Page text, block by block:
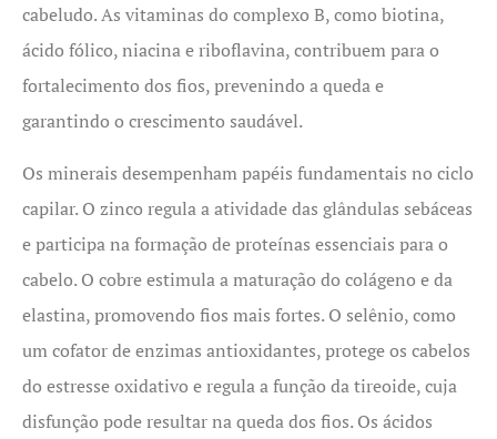
cabeludo. As vitaminas do complexo B, como biotina,
ácido fólico, niacina e riboflavina, contribuem para o
fortalecimento dos fios, prevenindo a queda e
garantindo o crescimento saudável.
Os minerais desempenham papéis fundamentais no ciclo
capilar. O zinco regula a atividade das glândulas sebáceas
e participa na formação de proteínas essenciais para o
cabelo. O cobre estimula a maturação do colágeno e da
elastina, promovendo fios mais fortes. O selênio, como
um cofator de enzimas antioxidantes, protege os cabelos
do estresse oxidativo e regula a função da tireoide, cuja
disfunção pode resultar na queda dos fios. Os ácidos